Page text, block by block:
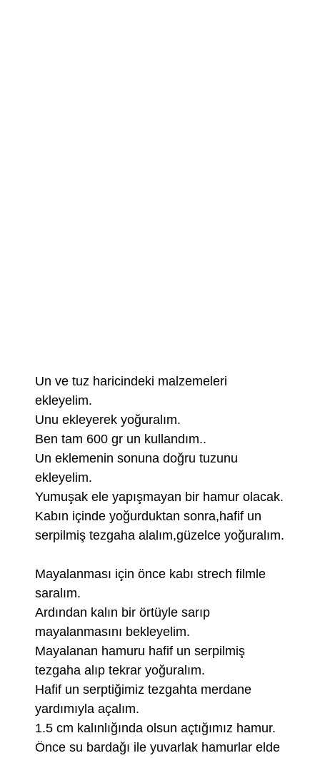
Un ve tuz haricindeki malzemeleri
ekleyelim.
Unu ekleyerek yoğuralım.
Ben tam 600 gr un kullandım..
Un eklemenin sonuna doğru tuzunu
ekleyelim.
Yumuşak ele yapışmayan bir hamur olacak.
Kabın içinde yoğurduktan sonra,hafif un
serpilmiş tezgaha alalım,güzelce yoğuralım.
Mayalanması için önce kabı strech filmle
saralım.
Ardından kalın bir örtüyle sarıp
mayalanmasını bekleyelim.
Mayalanan hamuru hafif un serpilmiş
tezgaha alıp tekrar yoğuralım.
Hafif un serptiğimiz tezgahta merdane
yardımıyla açalım.
1.5 cm kalınlığında olsun açtığımız hamur.
Önce su bardağı ile yuvarlak hamurlar elde